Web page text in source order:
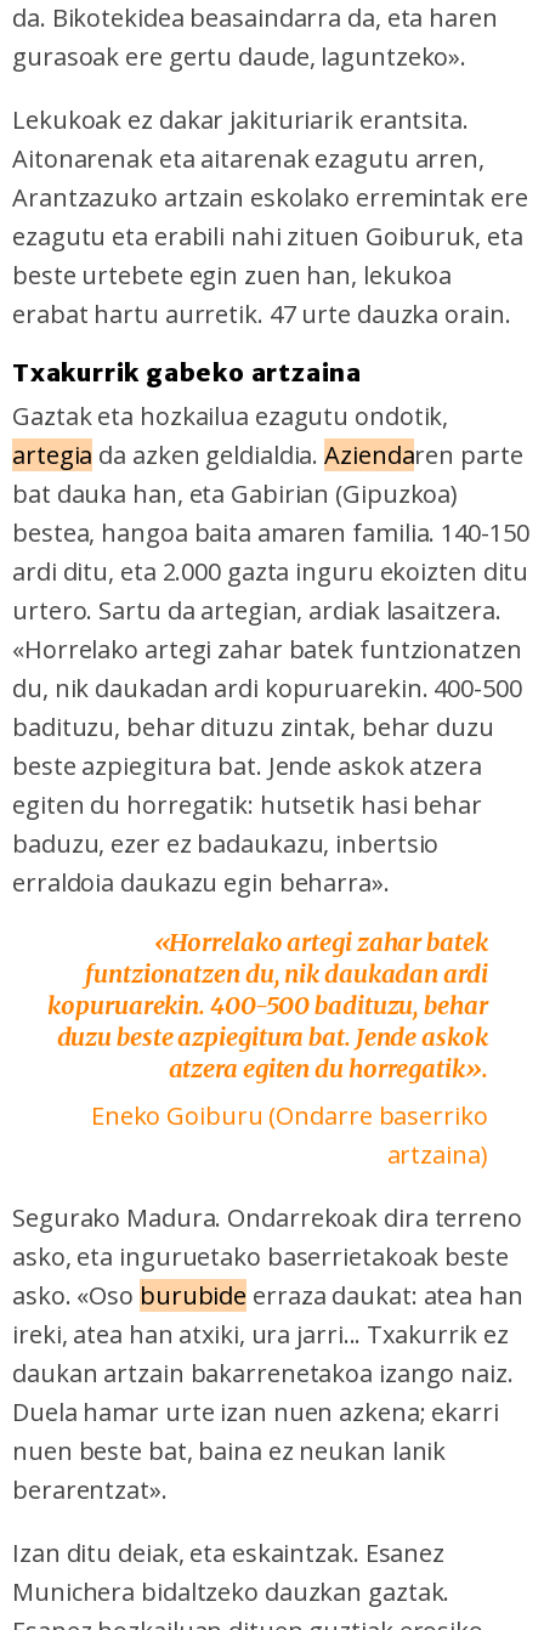
da. Bikotekidea beasaindarra da, eta haren
gurasoak ere gertu daude, laguntzeko».
Lekukoak ez dakar jakituriarik erantsita.
Aitonarenak eta aitarenak ezagutu arren,
Arantzazuko artzain eskolako erremintak ere
ezagutu eta erabili nahi zituen Goiburuk, eta
beste urtebete egin zuen han, lekukoa
erabat hartu aurretik. 47 urte dauzka orain.
Txakurrik gabeko artzaina
Gaztak eta hozkailua ezagutu ondotik,
artegia da azken geldialdia.Aziendaren parte
bat dauka han, eta Gabirian (Gipuzkoa)
bestea, hangoa baita amaren familia. 140-150
ardi ditu, eta 2.000 gazta inguru ekoizten ditu
urtero. Sartu da artegian, ardiak lasaitzera.
«Horrelako artegi zahar batek funtzionatzen
du, nik daukadan ardi kopuruarekin. 400-500
badituzu, behar dituzu zintak, behar duzu
beste azpiegitura bat. Jende askok atzera
egiten du horregatik: hutsetik hasi behar
baduzu, ezer ez badaukazu, inbertsio
erraldoia daukazu egin beharra».
«Horrelako artegi zahar batek
funtzionatzen du, nik daukadan ardi
kopuruarekin. 400-500 badituzu, behar
duzu beste azpiegitura bat. Jende askok
atzera egiten du horregatik».
Eneko Goiburu (Ondarre baserriko
artzaina)
Segurako Madura. Ondarrekoak dira terreno
asko, eta inguruetako baserrietakoak beste
asko. «Oso burubide erraza daukat: atea han
ireki, atea han atxiki, ura jarri... Txakurrik ez
daukan artzain bakarrenetakoa izango naiz.
Duela hamar urte izan nuen azkena; ekarri
nuen beste bat, baina ez neukan lanik
berarentzat».
Izan ditu deiak, eta eskaintzak. Esanez
Munichera bidaltzeko dauzkan gaztak.